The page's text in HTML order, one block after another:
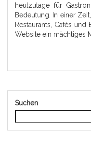
heutzutage für
Bedeutung. In einer
Restaurants, Cafés
Website ein mächtiges
Suchen